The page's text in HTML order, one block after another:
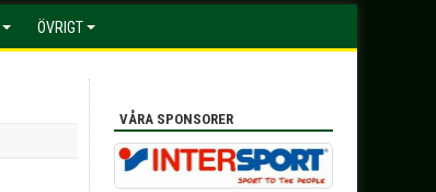
ÖVRIGT
VÅRA SPONSORER